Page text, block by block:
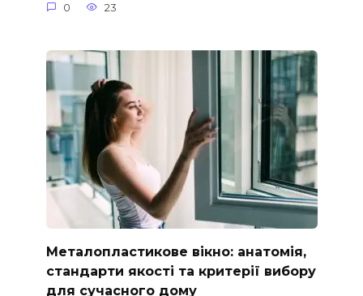
0 23
Металопластикове вікно: анатомія,
стандарти якості та критерії вибору
для сучасного дому